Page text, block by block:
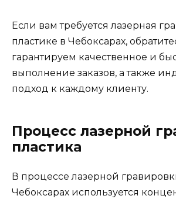
Если вам требуется лазерная
пластике в Чебоксарах,
гарантируем качественное и
выполнение заказов, а также
подход к каждому клиенту.
Процесс лазерной
пластика
В процессе лазерной
Чебоксарах используется